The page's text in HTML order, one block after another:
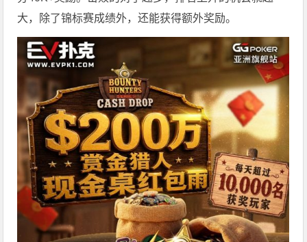
大，除了锦标赛成绩外，还能获得额外奖励。